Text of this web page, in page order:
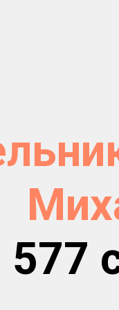
577